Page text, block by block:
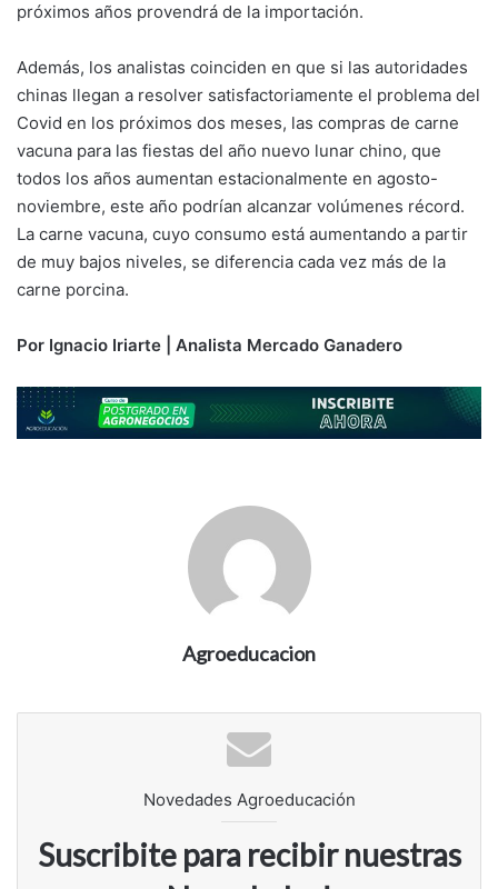
próximos años provendrá de la importación.
Además, los analistas coinciden en que si las autoridades
chinas llegan a resolver satisfactoriamente el problema del
Covid en los próximos dos meses, las compras de carne
vacuna para las fiestas del año nuevo lunar chino, que
todos los años aumentan estacionalmente en agosto-
noviembre, este año podrían alcanzar volúmenes récord.
La carne vacuna, cuyo consumo está aumentando a partir
de muy bajos niveles, se diferencia cada vez más de la
carne porcina.
Por Ignacio Iriarte | Analista Mercado Ganadero
Agroeducacion
Novedades Agroeducación
Suscribite para recibir nuestras